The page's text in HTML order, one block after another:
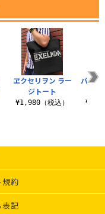
ヱクセリヲン ラー
ジトート
¥1,980（税込）
バスタ
規約
表記